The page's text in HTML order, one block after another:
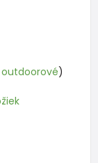
outdoorové)